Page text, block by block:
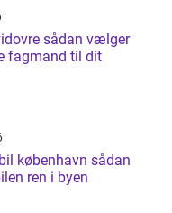
vælger
fagmand til dit
sådan
ren i byen